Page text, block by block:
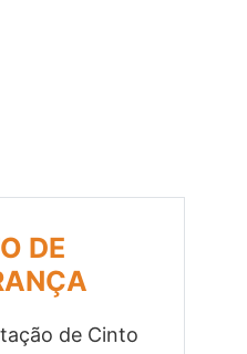
DE
de Cinto